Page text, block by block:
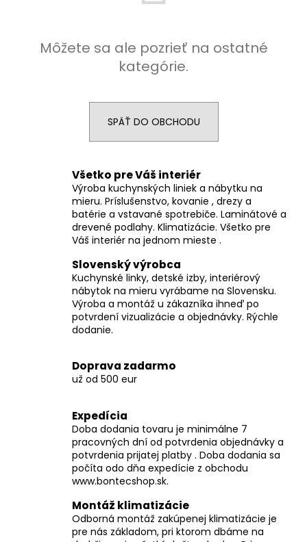
Môžete sa ale pozrieť na ostatné
kategórie.
SPÄŤ DO OBCHODU
Všetko pre Váš interiér
Výroba kuchynských liniek a nábytku na
mieru. Príslušenstvo, kovanie , drezy a
batérie a vstavané spotrebiče. Laminátové a
drevené podlahy. Klimatizácie. Všetko pre
Váš interiér na jednom mieste .
Slovenský výrobca
Kuchynské linky, detské izby, interiérový
nábytok na mieru vyrábame na Slovensku.
Výroba a montáž u zákazníka ihneď po
potvrdení vizualizácie a objednávky. Rýchle
dodanie.
Doprava zadarmo
už od 500 eur
Expedícia
Doba dodania tovaru je minimálne 7
pracovných dní od potvrdenia objednávky a
potvrdenia prijatej platby . Doba dodania sa
počíta odo dňa expedície z obchodu
www.bontecshop.sk.
Montáž klimatizácie
Odborná montáž zakúpenej klimatizácie je
pre nás základom, pri ktorom dbáme na